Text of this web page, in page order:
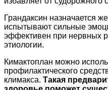
Грандаксин назначается
испытывают сильные
эффективен при нервных
этиологии.
Кимактоплан можно
профилактического
климакса. Такая